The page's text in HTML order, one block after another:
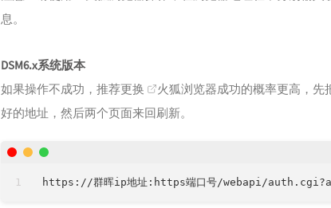
息。
DSM6.x系统版本
如果操作不成功，推荐更换
火狐浏览器成功的概率更高，先
好的地址，然后两个页面来回刷新。